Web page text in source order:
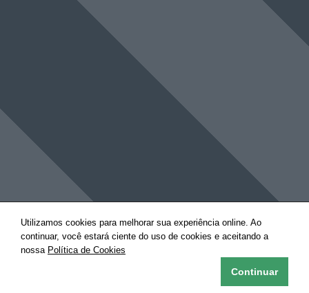
Utilizamos cookies para melhorar sua experiência online. Ao
continuar, você estará ciente do uso de cookies e aceitando a
nossa Política de Cookies
Continuar